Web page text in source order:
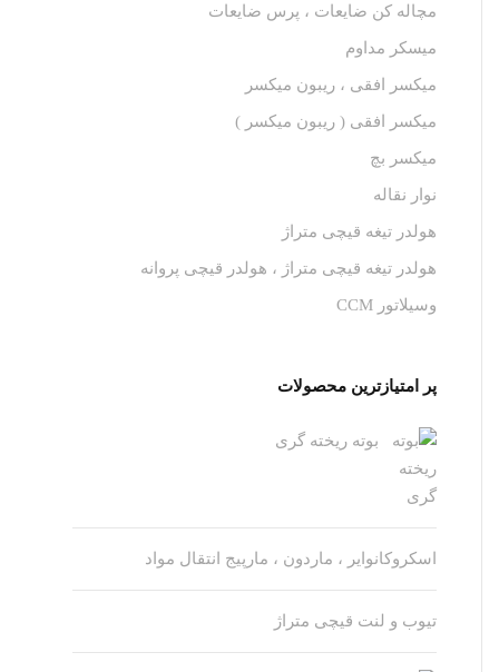
مچاله کن ضایعات ، پرس ضایعات
میسکر مداوم
میکسر افقی ، ریبون میکسر
میکسر افقی ( ریبون میکسر )
میکسر بچ
نوار نقاله
هولدر تیغه قیچی متراژ
هولدر تیغه قیچی متراژ ، هولدر قیچی پروانه
وسیلاتور CCM
پر امتیازترین محصولات
بوته ریخته گری
اسکروکانوایر ، ماردون ، مارپیج انتقال مواد
تیوب و لنت قیچی متراژ